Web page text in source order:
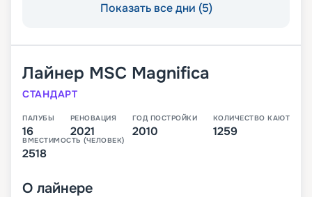
Показать все дни (5)
Лайнер MSC Magnifica
СТАНДАРТ
ПАЛУБЫ
16
РЕНОВАЦИЯ
2021
ГОД ПОСТРОЙКИ
2010
КОЛИЧЕСТВО КАЮТ
1259
ВМЕСТИМОСТЬ (ЧЕЛОВЕК)
2518
О лайнере